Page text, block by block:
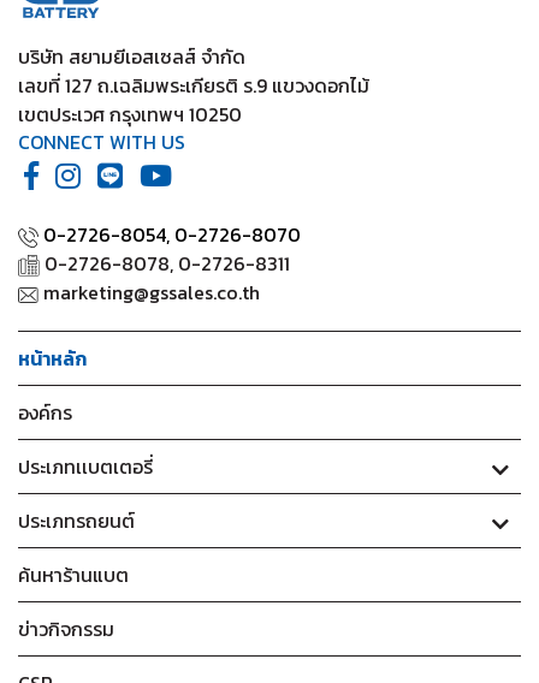
บริษัท สยามยีเอสเซลส์ จำกัด
เลขที่ 127 ถ.เฉลิมพระเกียรติ ร.9 แขวงดอกไม้
เขตประเวศ กรุงเทพฯ 10250
CONNECT WITH US
0-2726-8054, 0-2726-8070
0-2726-8078, 0-2726-8311
marketing@gssales.co.th
หน้าหลัก
องค์กร
ประเภทเเบตเตอรี่
ประเภทรถยนต์
ค้นหาร้านแบต
ข่าวกิจกรรม